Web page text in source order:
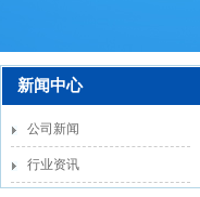
新闻中心
公司新闻
行业资讯